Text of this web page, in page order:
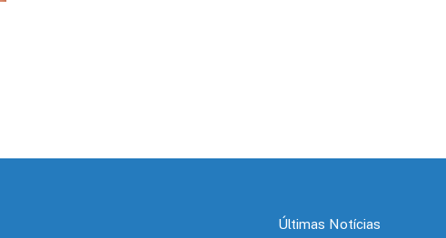
Últimas Notícias